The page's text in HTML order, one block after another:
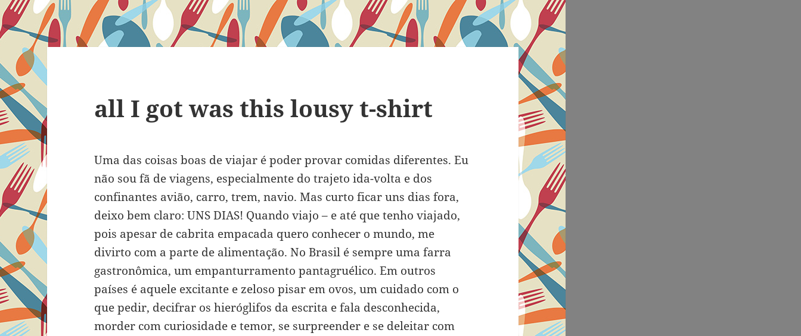
all I got was this lousy t-shirt
Uma das coisas boas de viajar é poder provar comidas diferentes. Eu
não sou fã de viagens, especialmente do trajeto ida-volta e dos
confinantes avião, carro, trem, navio. Mas curto ficar uns dias fora,
deixo bem claro: UNS DIAS! Quando viajo – e até que tenho viajado,
pois apesar de cabrita empacada quero conhecer o mundo, me
divirto com a parte de alimentação. No Brasil é sempre uma farra
gastronômica, um empanturramento pantagruélico. Em outros
países é aquele excitante e zeloso pisar em ovos, um cuidado com o
que pedir, decifrar os hieróglifos da escrita e fala desconhecida,
morder com curiosidade e temor, se surpreender e se deleitar com